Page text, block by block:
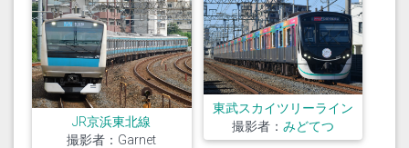
JR京浜東北線
撮影者：Garnet
東武スカイツリーライン
撮影者： みどてつ